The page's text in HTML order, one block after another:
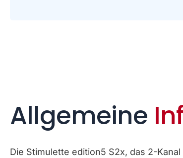
Allgemeine
Die Stimulette edition5 S2x, das 2-